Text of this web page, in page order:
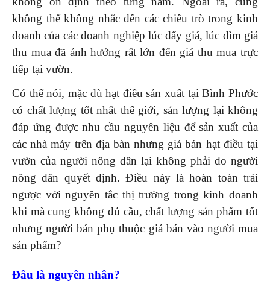
không thể không nhắc đến các chiêu trò trong kinh
doanh của các doanh nghiệp lúc đẩy giá, lúc dìm giá
thu mua đã ảnh hưởng rất lớn đến giá thu mua trực
tiếp tại vườn.
Có thể nói, mặc dù hạt điều sản xuất tại Bình Phước
có chất lượng tốt nhất thế giới, sản lượng lại không
đáp ứng được nhu cầu nguyên liệu để sản xuất của
các nhà máy trên địa bàn nhưng giá bán hạt điều tại
vườn của người nông dân lại không phải do người
nông dân quyết định. Điều này là hoàn toàn trái
ngược với nguyên tắc thị trường trong kinh doanh
khi mà cung không đủ cầu, chất lượng sản phẩm tốt
nhưng người bán phụ thuộc giá bán vào người mua
sản phẩm?
Đâu là nguyên nhân?